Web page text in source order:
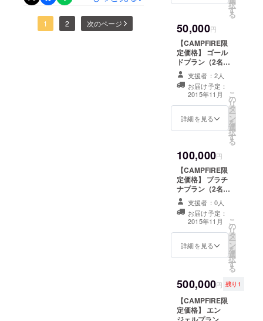
た。 静寂の中で虫の声、椰
子の木の葉擦れの音、月、
約特典としてもご利用いた
だけますと幸いです。 遠方
種類の芝です。 ホームセン
ターで見かけるマット型や
1 2 次のページ
加入 ○あなたの
名前入りプレー
ト 【ドッ
グタグ】認識票
サイズ ○現地宿
泊権 【２
名１泊宿泊権】
択
す
る
50,000円
【CAMPFIRE限
定価格】 ゴール
ドプラン（2名2
泊宿泊 他）
○Webにあなた
のお名前を記載
します。 ○ロゴ
入りポケットス
クリュードライ
加入 ○あなたの
名前入りナン
バープレー
ト 【中プ
レート】USバイ
ク用サイズ ○現
地宿泊権
【２名２泊宿泊
権】 ○エアスト
リームグッ
ズ 【1/64
AIRSTREAMミ
【AIRSTREAM
ネームプレート
小】
支援者：2人
お届け予定：
2015年11月
詳細を見る
こ
の
リ
タ
ー
ン
を
選
択
す
る
100,000円
【CAMPFIRE限
定価格】 プラチ
ナプラン（2名5
泊宿泊 他）
○Webにあなた
のお名前を記載
します。 ○ロゴ
入りポケットス
クリュードライ
加入 ○あなたの
名前入りナン
バープレー
ト 【大プ
支援者：0人
お届け予定：
2015年11月
詳細を見る
こ
の
リ
タ
ー
ン
を
選
択
す
る
500,000円 残り1
【CAMPFIRE限
定価格】 エン